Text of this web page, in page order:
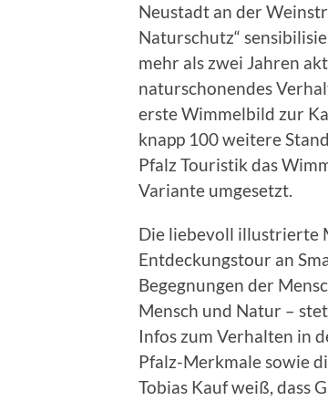
Neustadt an der
Naturschutz“
mehr als zwei Jahren
naturschonendes
erste Wimmelbild zur
knapp 100 weitere
Pfalz Touristik das
Variante umgesetzt.
Die liebevoll illustrierte
Entdeckungstour an
Begegnungen der
Mensch und Natur –
Infos zum Verhalten in
Pfalz-Merkmale sowie
Tobias Kauf weiß, dass